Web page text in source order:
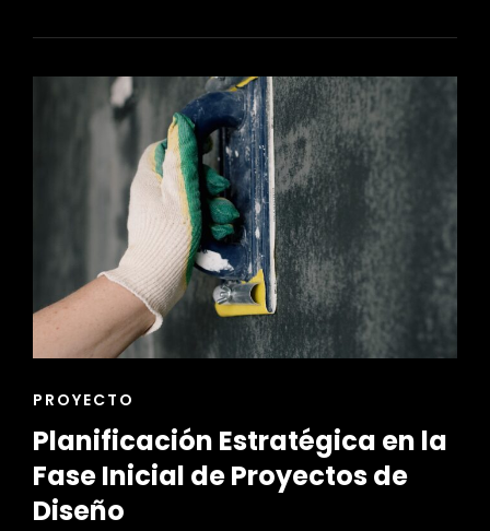
DE
CROQUIS
Y
BOCETOS
EN
REPRESENTACIÓN
DE
DISEÑOS
DE
INTERIORES
ENLACES
LAS
CATEGORÍAS
PROYECTO
Planificación Estratégica en la
Fase Inicial de Proyectos de
Diseño